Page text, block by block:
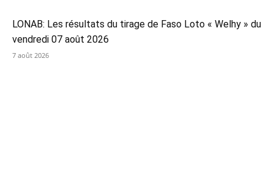
LONAB: Les résultats du tirage de Faso Loto « Welhy » du
vendredi 07 août 2026
7 août 2026